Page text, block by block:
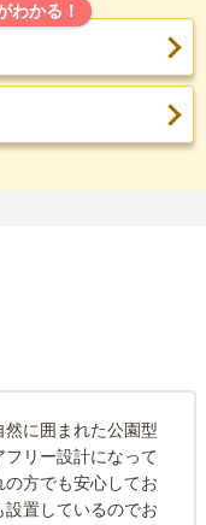
わかる！
に囲まれた公園型
リー設計になって
方でも安心してお
置しているのでお